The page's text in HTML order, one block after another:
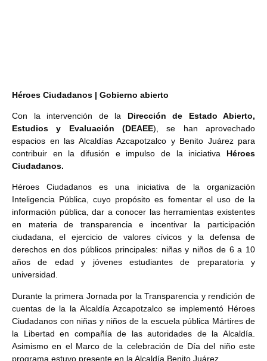
Héroes Ciudadanos | Gobierno abierto
Con la intervención de la Dirección de Estado Abierto,
Estudios y Evaluación (DEAEE), se han aprovechado
espacios en las Alcaldías Azcapotzalco y Benito Juárez para
contribuir en la difusión e impulso de la iniciativa Héroes
Ciudadanos.
Héroes Ciudadanos es una iniciativa de la organización
Inteligencia Pública, cuyo propósito es fomentar el uso de la
información pública, dar a conocer las herramientas existentes
en materia de transparencia e incentivar la participación
ciudadana, el ejercicio de valores cívicos y la defensa de
derechos en dos públicos principales: niñas y niños de 6 a 10
años de edad y jóvenes estudiantes de preparatoria y
universidad.
Durante la primera Jornada por la Transparencia y rendición de
cuentas de la la Alcaldía Azcapotzalco se implementó Héroes
Ciudadanos con niñas y niños de la escuela pública Mártires de
la Libertad en compañía de las autoridades de la Alcaldía.
Asimismo en el Marco de la celebración de Día del niño este
programa estuvo presente en la Alcaldía Benito Juárez.